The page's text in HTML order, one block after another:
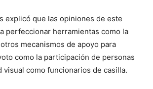
explicó que las opiniones de este
perfeccionar herramientas como la
mecanismos de apoyo para
como la participación de personas
visual como funcionarios de casilla.